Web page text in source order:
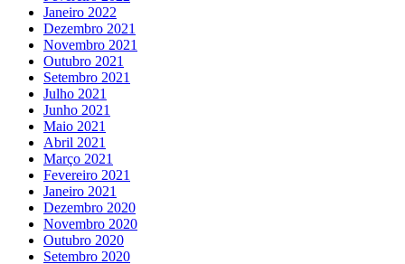
Janeiro 2022
Dezembro 2021
Novembro 2021
Outubro 2021
Setembro 2021
Julho 2021
Junho 2021
Maio 2021
Abril 2021
Março 2021
Fevereiro 2021
Janeiro 2021
Dezembro 2020
Novembro 2020
Outubro 2020
Setembro 2020